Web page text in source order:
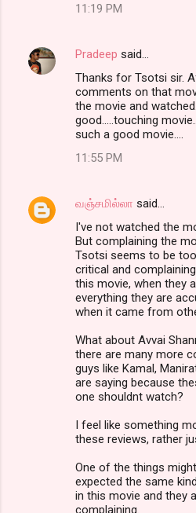
11:19 PM
Pradeep said…
Thanks for Tsotsi sir.
comments on that
the movie and
good.....touching
such a good movie....
11:55 PM
வஞ்சமில்லா said…
I've not watched the
But complaining the
Tsotsi seems to be
critical and
this movie, when they
everything they are
when it came from
What about Avvai
there are many more
guys like Kamal,
are saying because
one shouldnt watch?
I feel like something
these reviews, rather
One of the things
expected the same
in this movie and they
complaining.